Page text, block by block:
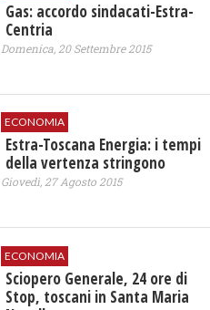
Gas: accordo sindacati-Estra-
Centria
Domenica, 20 Settembre 2015
ECONOMIA
Estra-Toscana Energia: i tempi
della vertenza stringono
Giovedì, 27 Agosto 2015
ECONOMIA
Sciopero Generale, 24 ore di
Stop, toscani in Santa Maria